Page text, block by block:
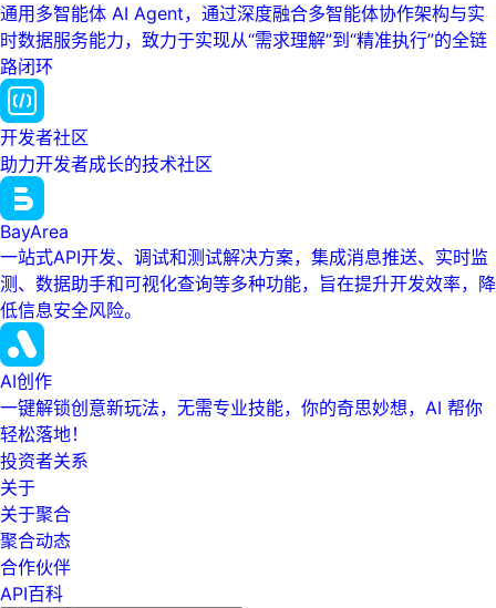
通用多智能体 AI Agent，通过深度融合多智能体协作架构与实
时数据服务能力，致力于实现从“需求理解”到“精准执行”的全链
路闭环
开发者社区
助力开发者成长的技术社区
BayArea
一站式API开发、调试和测试解决方案，集成消息推送、实时监
测、数据助手和可视化查询等多种功能，旨在提升开发效率，降
低信息安全风险。
AI创作
一键解锁创意新玩法，无需专业技能，你的奇思妙想，AI 帮你
轻松落地！
投资者关系
关于
关于聚合
聚合动态
合作伙伴
API百科